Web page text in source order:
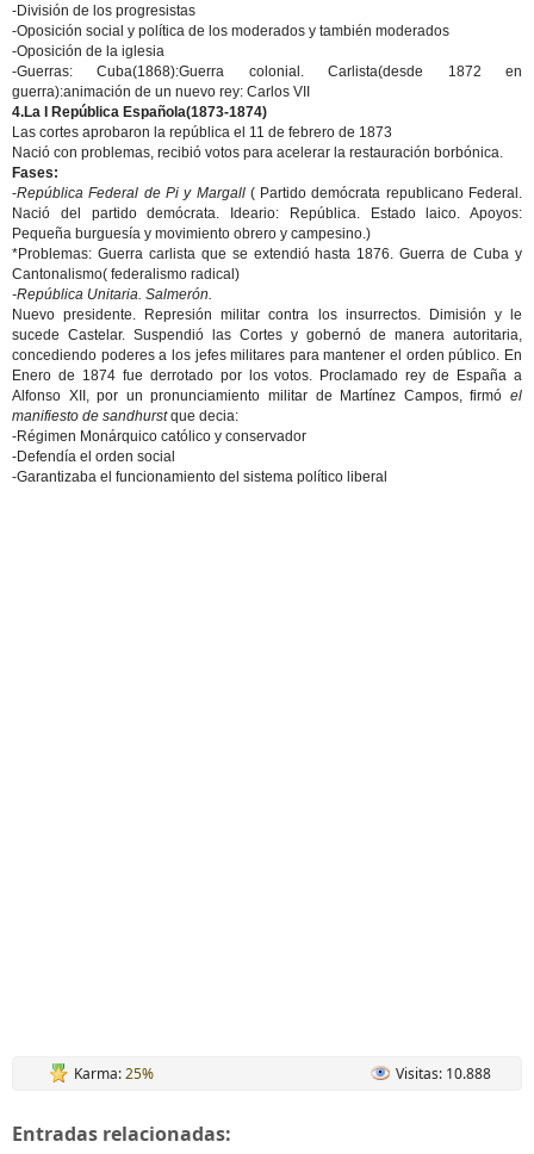
-División de los progresistas
-Oposición social y política de los moderados y también moderados
-Oposición de la iglesia
-Guerras: Cuba(1868):Guerra colonial. Carlista(desde 1872 en
guerra):animación de un nuevo rey: Carlos VII
4.La I República Española(1873-1874)
Las cortes aprobaron la república el 11 de febrero de 1873
Nació con problemas, recibió votos para acelerar la restauración borbónica.
Fases:
-República Federal de Pi y Margall( Partido demócrata republicano Federal.
Nació del partido demócrata. Ideario: República. Estado laico. Apoyos:
Pequeña burguesía y movimiento obrero y campesino.)
*Problemas: Guerra carlista que se extendió hasta 1876. Guerra de Cuba y
Cantonalismo( federalismo radical)
-República Unitaria. Salmerón.
Nuevo presidente. Represión militar contra los insurrectos. Dimisión y le
sucede Castelar. Suspendió las Cortes y gobernó de manera autoritaria,
concediendo poderes a los jefes militares para mantener el orden público. En
Enero de 1874 fue derrotado por los votos. Proclamado rey de España a
Alfonso XII, por un pronunciamiento militar de Martínez Campos, firmó el
manifiesto de sandhurstque decia:
-Régimen Monárquico católico y conservador
-Defendía el orden social
-Garantizaba el funcionamiento del sistema político liberal
Karma:25% Visitas: 10.888
Entradas relacionadas: